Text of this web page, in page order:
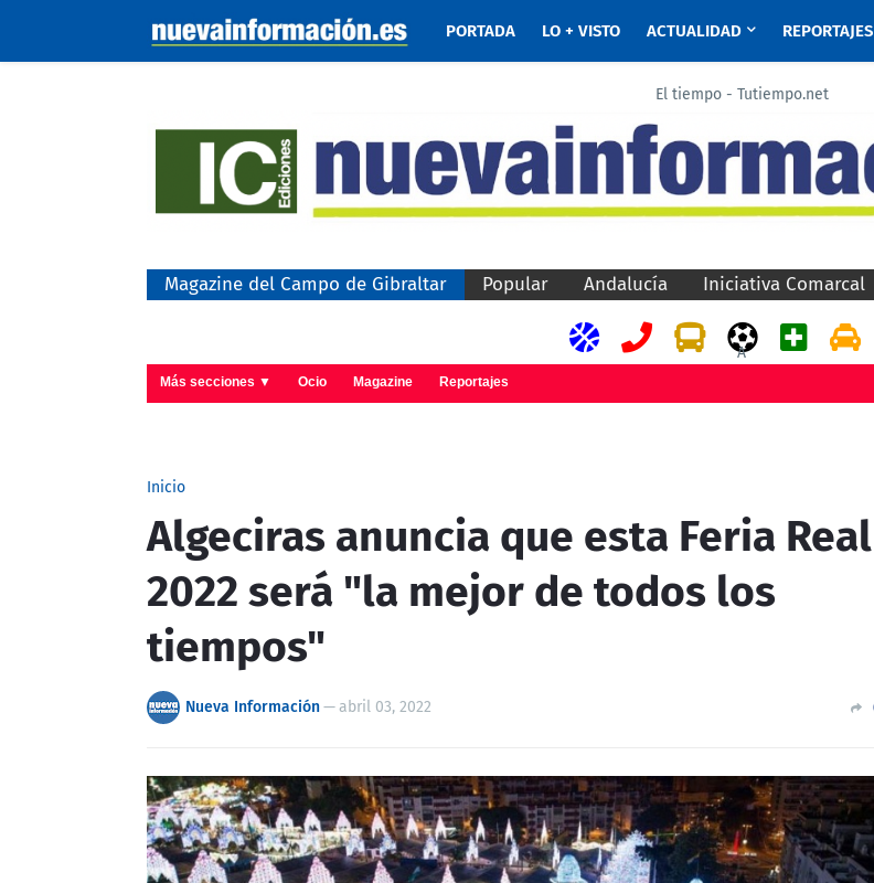
PORTADA LO + VISTO ACTUALIDAD REPORTAJES
El tiempo - Tutiempo.net
Magazine del Campo de Gibraltar Popular Andalucía Iniciativa Comarcal
A
Más secciones ▼ Ocio Magazine Reportajes
Inicio
Algeciras anuncia que esta Feria Real
2022 será "la mejor de todos los
tiempos"
Nueva Información—abril 03, 2022